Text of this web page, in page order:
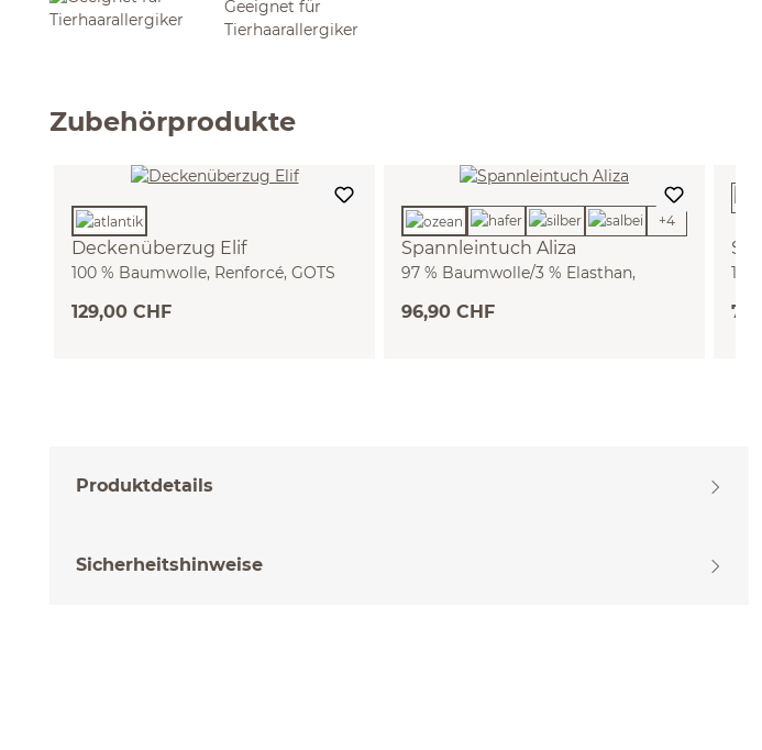
Geeignet für
Tierhaarallergiker
Zubehörprodukte
Deckenüberzug Elif
100 % Baumwolle, Renforcé, GOTS
129,00 CHF
Spannleintuch Aliza
97 % Baumwolle/3 % Elasthan,
x 200/220 x 22/28 cm)
+4
96,90 CHF
100
Produktdetails
Sicherheitshinweise